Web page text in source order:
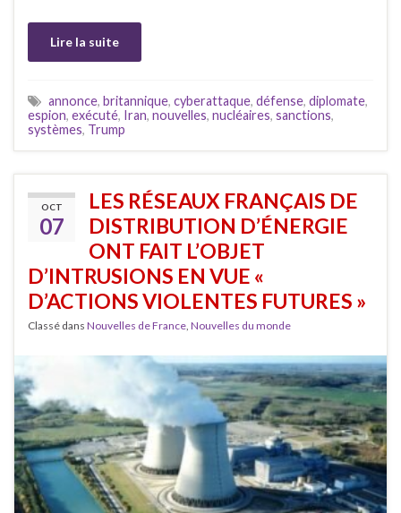
Lire la suite
annonce, britannique, cyberattaque, défense, diplomate,
espion, exécuté, Iran, nouvelles, nucléaires, sanctions,
systèmes, Trump
OCT
07
LES RÉSEAUX FRANÇAIS DE
DISTRIBUTION D’ÉNERGIE
ONT FAIT L’OBJET
D’INTRUSIONS EN VUE «
D’ACTIONS VIOLENTES FUTURES »
Classé dans Nouvelles de France, Nouvelles du monde